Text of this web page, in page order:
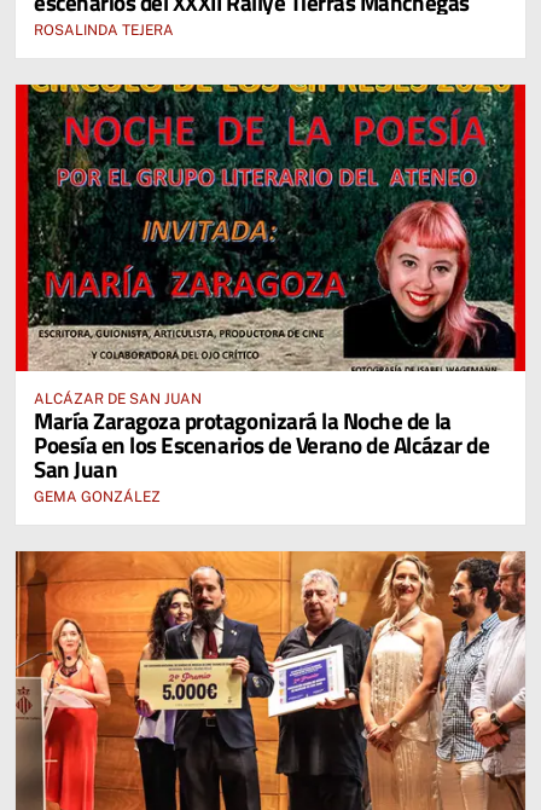
ROSALINDA TEJERA
ALCÁZAR DE SAN JUAN
María Zaragoza protagonizará la Noche de la
Poesía en los Escenarios de Verano de Alcázar de
San Juan
GEMA GONZÁLEZ